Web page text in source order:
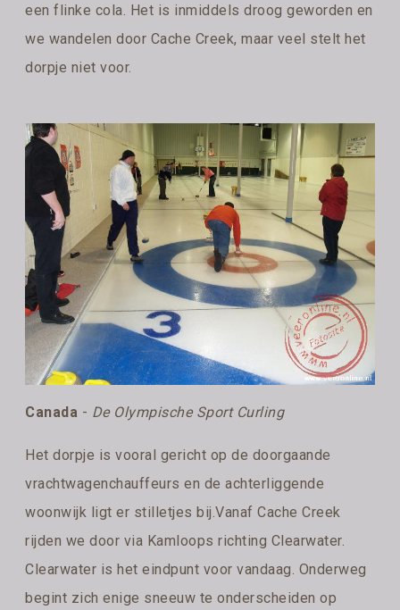
een flinke cola. Het is inmiddels droog geworden en
we wandelen door Cache Creek, maar veel stelt het
dorpje niet voor.
Canada - De Olympische Sport Curling
Het dorpje is vooral gericht op de doorgaande
vrachtwagenchauffeurs en de achterliggende
woonwijk ligt er stilletjes bij.Vanaf Cache Creek
rijden we door via Kamloops richting Clearwater.
Clearwater is het eindpunt voor vandaag. Onderweg
begint zich enige sneeuw te onderscheiden op